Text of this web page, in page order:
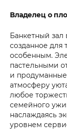
Владелец о
Банкетный зал
созданное для
особенным.
пастельными
и
атмосферу
любое
семейного
наслаждаясь
уровнем